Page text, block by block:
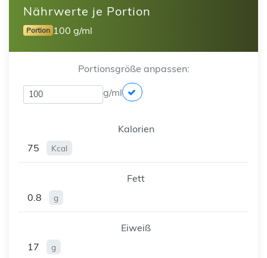
Nährwerte je Portion
Portion 100 g/ml
Portionsgröße anpassen:
g/ml
Kalorien
75
Kcal
Fett
0.8
g
Eiweiß
17
g